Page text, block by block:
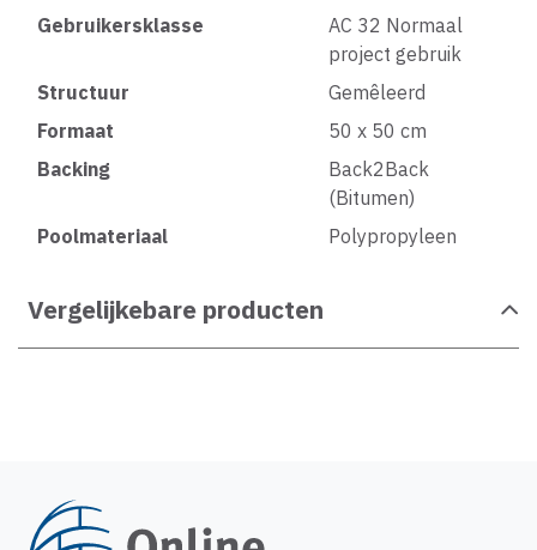
Gebruikersklasse
AC 32 Normaal
project gebruik
Structuur
Gemêleerd
Formaat
50 x 50 cm
Backing
Back2Back
(Bitumen)
Poolmateriaal
Polypropyleen
Vergelijkebare producten